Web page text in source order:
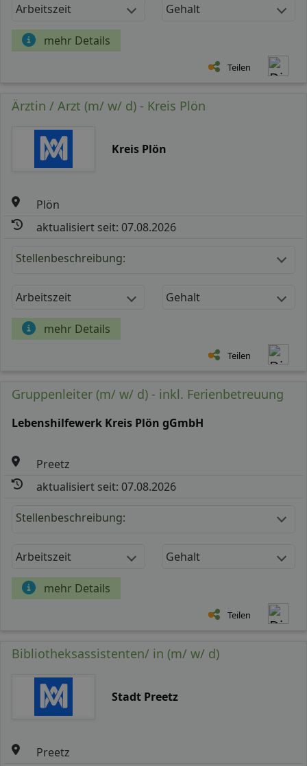
Arbeitszeit Gehalt
mehr Details
Teilen
Ärztin / Arzt (m/ w/ d) - Kreis Plön
Kreis Plön
Plön
aktualisiert seit: 07.08.2026
Stellenbeschreibung:
Arbeitszeit Gehalt
mehr Details
Teilen
Gruppenleiter (m/ w/ d) - inkl. Ferienbetreuung
Lebenshilfewerk Kreis Plön gGmbH
Preetz
aktualisiert seit: 07.08.2026
Stellenbeschreibung:
Arbeitszeit Gehalt
mehr Details
Teilen
Bibliotheksassistenten/ in (m/ w/ d)
Stadt Preetz
Preetz